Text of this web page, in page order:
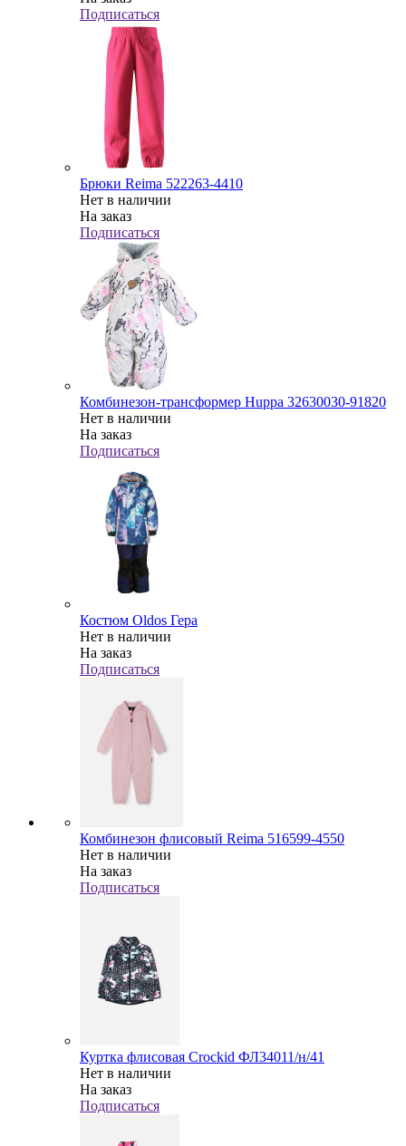
Подписаться
Брюки Reima 522263-4410
Нет в наличии
На заказ
Подписаться
Комбинезон-трансформер Huppa 32630030-91820
Нет в наличии
На заказ
Подписаться
Костюм Oldos Гера
Нет в наличии
На заказ
Подписаться
Комбинезон флисовый Reima 516599-4550
Нет в наличии
На заказ
Подписаться
Куртка флисовая Crockid ФЛ34011/н/41
Нет в наличии
На заказ
Подписаться